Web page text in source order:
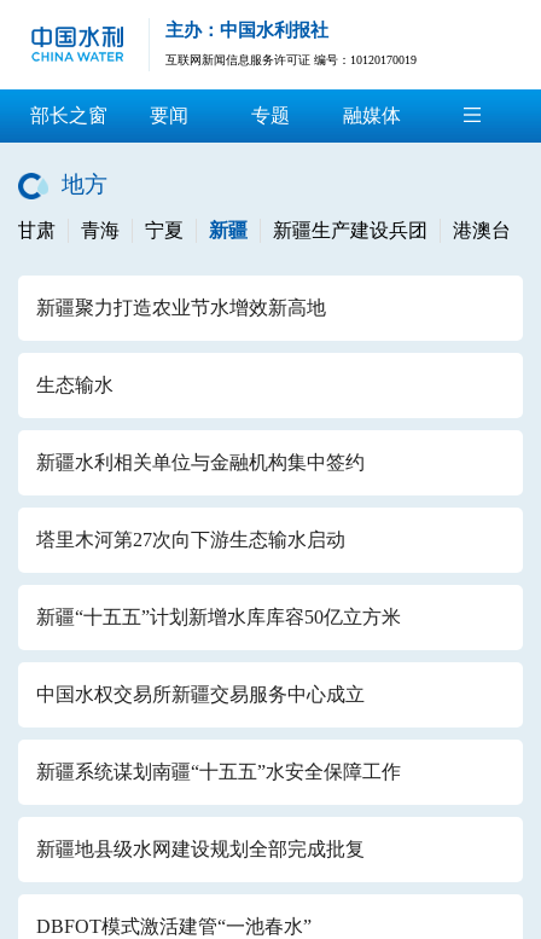
主办：中国水利报社
互联网新闻信息服务许可证 编号：10120170019
部长之窗 要闻 专题 融媒体
地方
甘肃 青海 宁夏 新疆 新疆生产建设兵团 港澳台
新疆聚力打造农业节水增效新高地
生态输水
新疆水利相关单位与金融机构集中签约
塔里木河第27次向下游生态输水启动
新疆“十五五”计划新增水库库容50亿立方米
中国水权交易所新疆交易服务中心成立
新疆系统谋划南疆“十五五”水安全保障工作
新疆地县级水网建设规划全部完成批复
DBFOT模式激活建管“一池春水”